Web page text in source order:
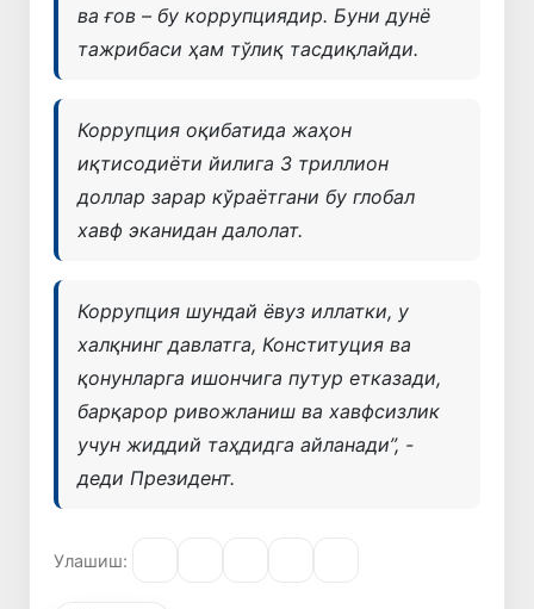
ва ғов – бу коррупциядир. Буни дунё
тажрибаси ҳам тўлиқ тасдиқлайди.
Коррупция оқибатида жаҳон
иқтисодиёти йилига 3 триллион
доллар зарар кўраётгани бу глобал
хавф эканидан далолат.
Коррупция шундай ёвуз иллатки, у
халқнинг давлатга, Конституция ва
қонунларга ишончига путур етказади,
барқарор ривожланиш ва хавфсизлик
учун жиддий таҳдидга айланади”, -
деди Президент.
Улашиш: